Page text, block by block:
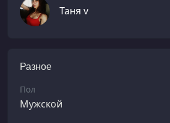
Таня v
Разное
Пол
Мужской